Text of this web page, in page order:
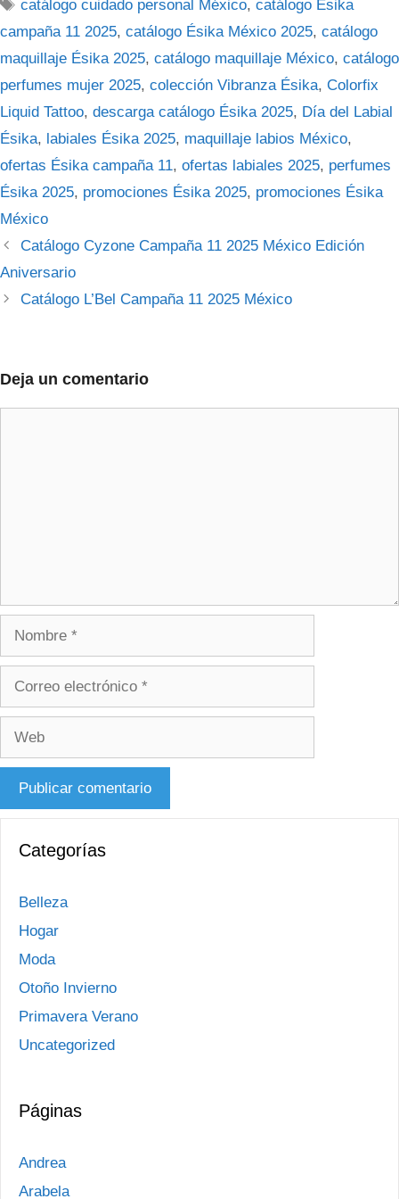
catálogo cuidado personal México,catálogo Ésika
campaña 11 2025, catálogo Ésika México 2025, catálogo
maquillaje Ésika 2025, catálogo maquillaje México, catálogo
perfumes mujer 2025, colección Vibranza Ésika, Colorfix
Liquid Tattoo, descarga catálogo Ésika 2025, Día del Labial
Ésika, labiales Ésika 2025, maquillaje labios México,
ofertas Ésika campaña 11, ofertas labiales 2025, perfumes
Ésika 2025, promociones Ésika 2025, promociones Ésika
México
Catálogo Cyzone Campaña 11 2025 México Edición
Aniversario
Catálogo L’Bel Campaña 11 2025 México
Deja un comentario
Categorías
Belleza
Hogar
Moda
Otoño Invierno
Primavera Verano
Uncategorized
Páginas
Andrea
Arabela